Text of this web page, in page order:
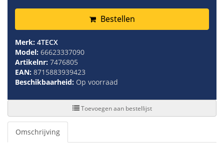
Bestellen
Merk: 4TECX
Model: 66623337090
Artikelnr: 7476805
EAN: 8715883939423
Beschikbaarheid: Op voorraad
Toevoegen aan bestellijst
Omschrijving